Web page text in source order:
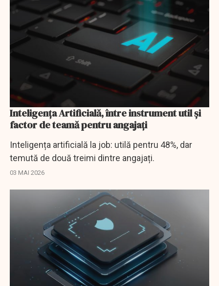
Inteligenţa Artificială, între instrument util şi
factor de teamă pentru angajaţi
Inteligența artificială la job: utilă pentru 48%, dar
temută de două treimi dintre angajați.
03 MAI 2026